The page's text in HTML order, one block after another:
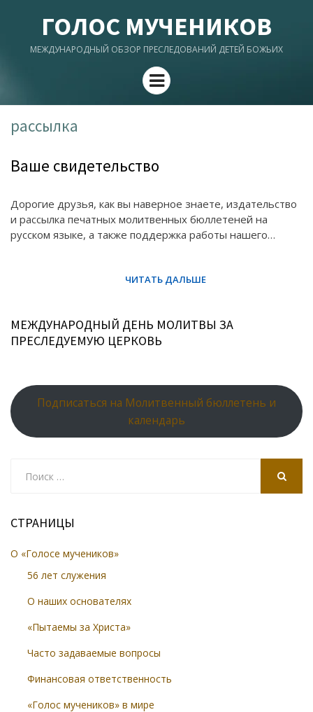
ГОЛОС МУЧЕНИКОВ
МЕЖДУНАРОДНЫЙ ОБЗОР ПРЕСЛЕДОВАНИЙ ДЕТЕЙ БОЖЬИХ
Menu
рассылка
Ваше свидетельство
Дорогие друзья, как вы наверное знаете, издательство
и рассылка печатных молитвенных бюллетеней на
русском языке, а также поддержка работы нашего…
МЕЖДУНАРОДНЫЙ ДЕНЬ МОЛИТВЫ ЗА
ПРЕСЛЕДУЕМУЮ ЦЕРКОВЬ
Подписаться на Молитвенный бюллетень и
календарь
СТРАНИЦЫ
О «Голосе мучеников»
56 лет служения
О наших основателях
«Пытаемы за Христа»
Часто задаваемые вопросы
Финансовая ответственность
«Голос мучеников» в мире